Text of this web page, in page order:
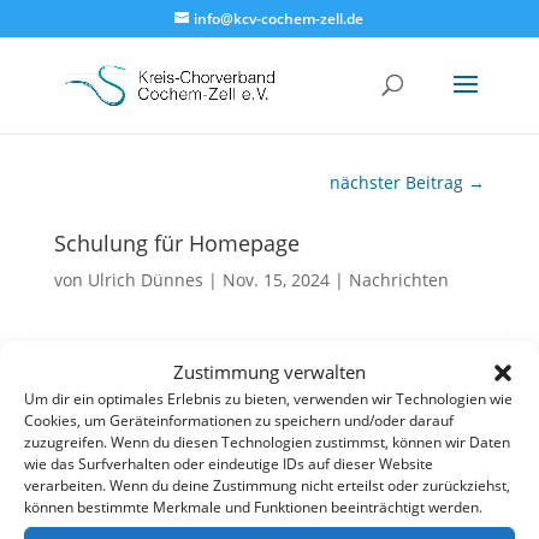
Zustimmung verwalten
Um dir ein optimales Erlebnis zu bieten, verwenden wir Technologien wie
Cookies, um Geräteinformationen zu speichern und/oder darauf
zuzugreifen. Wenn du diesen Technologien zustimmst, können wir Daten
wie das Surfverhalten oder eindeutige IDs auf dieser Website
verarbeiten. Wenn du deine Zustimmung nicht erteilst oder zurückziehst,
können bestimmte Merkmale und Funktionen beeinträchtigt werden.
info@kcv-cochem-zell.de
nächster Beitrag →
Schulung für Homepage
von Ulrich Dünnes | Nov. 15, 2024| Nachrichten
Am 6. Dezember 2024 findet die erste Schulung zur
Nutzung der KCV Homepage durch die
Mitgliedsvereine statt.
Bitte melden Sie kurzfristig eine verantwortliche
Person Ihres Vereins zur Schulung an!